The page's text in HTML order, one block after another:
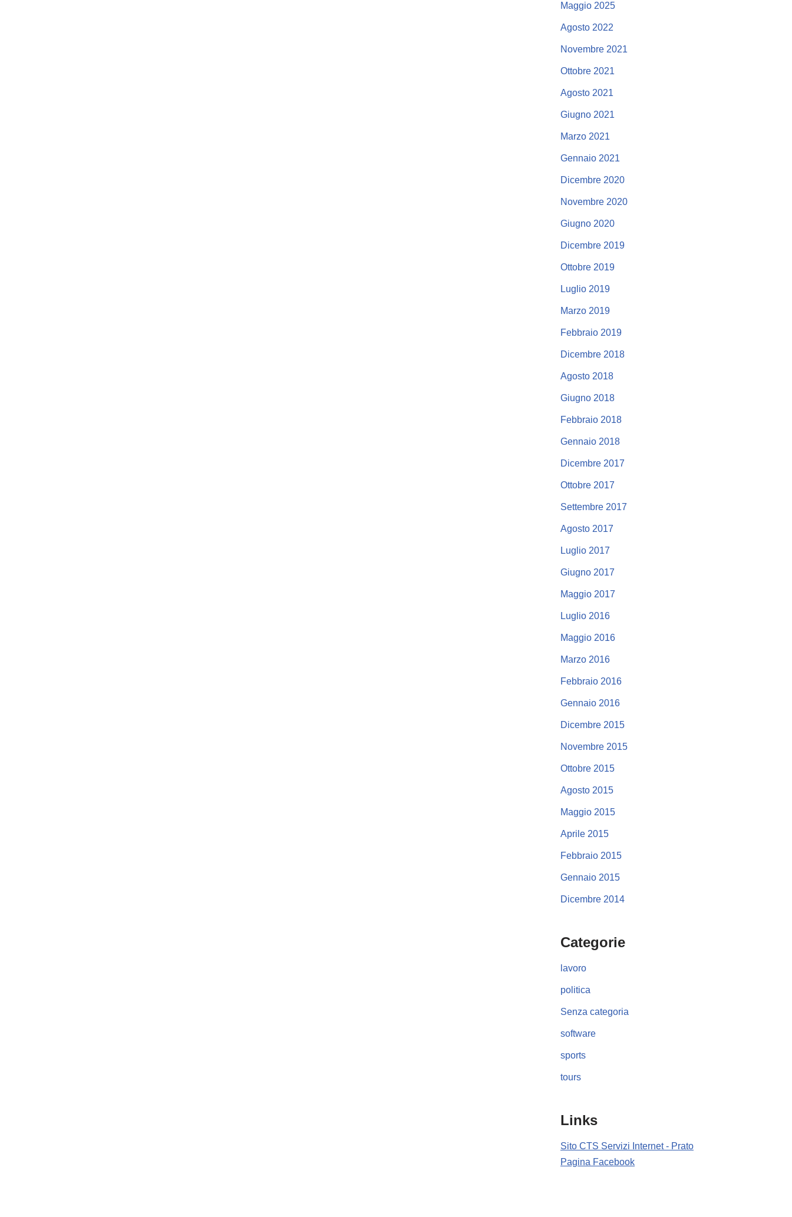
Maggio 2025
Agosto 2022
Novembre 2021
Ottobre 2021
Agosto 2021
Giugno 2021
Marzo 2021
Gennaio 2021
Dicembre 2020
Novembre 2020
Giugno 2020
Dicembre 2019
Ottobre 2019
Luglio 2019
Marzo 2019
Febbraio 2019
Dicembre 2018
Agosto 2018
Giugno 2018
Febbraio 2018
Gennaio 2018
Dicembre 2017
Ottobre 2017
Settembre 2017
Agosto 2017
Luglio 2017
Giugno 2017
Maggio 2017
Luglio 2016
Maggio 2016
Marzo 2016
Febbraio 2016
Gennaio 2016
Dicembre 2015
Novembre 2015
Ottobre 2015
Agosto 2015
Maggio 2015
Aprile 2015
Febbraio 2015
Gennaio 2015
Dicembre 2014
Categorie
lavoro
politica
Senza categoria
software
sports
tours
Links
Sito CTS Servizi Internet - Prato
Pagina Facebook